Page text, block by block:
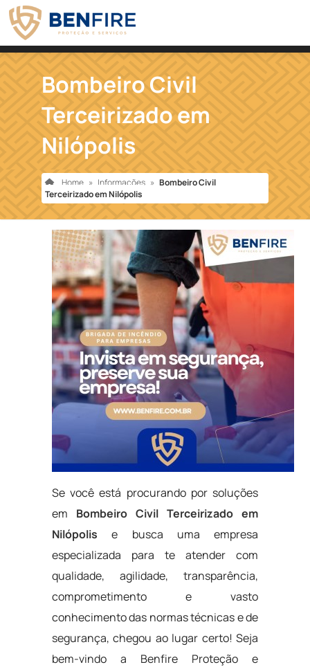
Bombeiro Civil
Terceirizado em
Nilópolis
Home » Informações » Bombeiro Civil
Terceirizado em Nilópolis
Se você está procurando por soluções
em Bombeiro Civil Terceirizado em
Nilópolise busca uma empresa
especializada para te atender com
qualidade, agilidade, transparência,
comprometimento e vasto
conhecimento das normas técnicas e de
segurança, chegou ao lugar certo! Seja
bem-vindo a Benfire Proteção e